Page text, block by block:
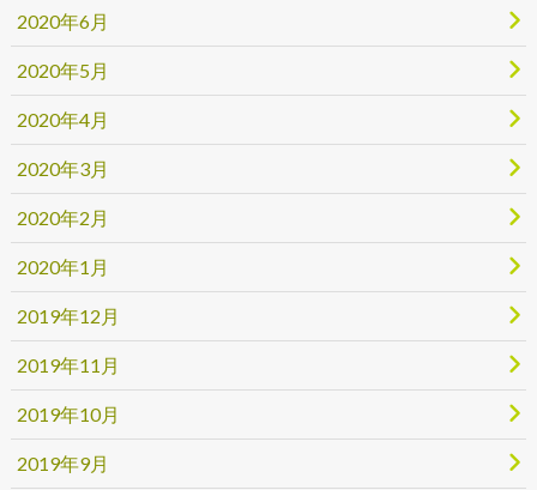
2020年6月
2020年5月
2020年4月
2020年3月
2020年2月
2020年1月
2019年12月
2019年11月
2019年10月
2019年9月